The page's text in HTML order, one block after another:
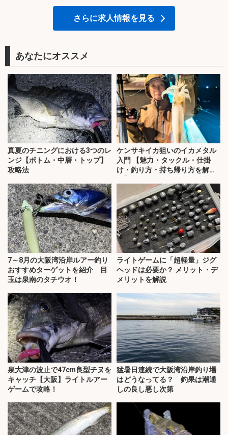
さらに求人情報を見る
あなたにオススメ
真夏のチニングにおける3つのレ
ンジ【ボトム・中層・トップ】
攻略法
ケンサキイカ狙いのイカメタル
入門 【魅力・タックル・仕掛
け・釣り方・持ち帰り方を解
7～8月の大阪湾沿岸ルアー釣り
おすすめターゲットを紹介 目
玉は泉南のタチウオ！
ライトゲームに「超軽量」ジグ
ヘッドは必要か？ メリット・デ
メリットを解説
泉大津の波止で47cm良型チヌを
キャッチ【大阪】ライトルアー
ゲームで攻略！
猛暑日連続で大阪湾沿岸釣り場
はどうなってる？ 釣果は潮通
しの良し悪し次第